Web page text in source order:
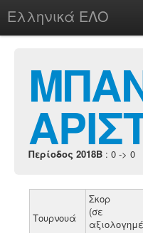
Ελληνικά ΕΛΟ
chesstu.be @ discord
Login
Περίοδος 2018B : 0 -> 0
Τουρνουά
Σκορ
(σε